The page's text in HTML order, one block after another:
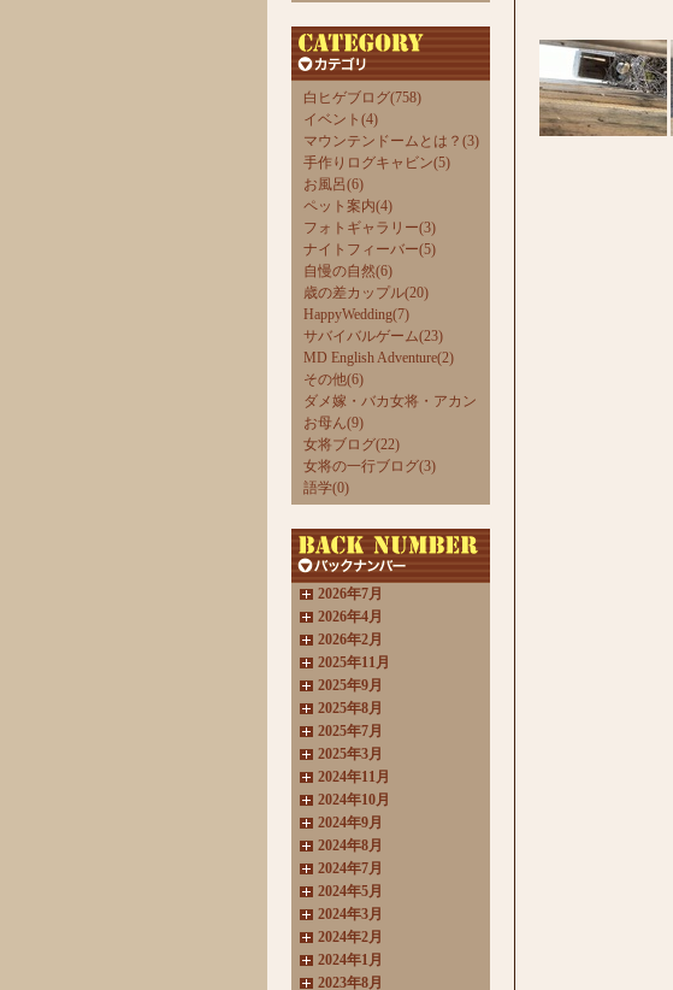
白ヒゲブログ(758)
イベント(4)
マウンテンドームとは？(3)
手作りログキャビン(5)
お風呂(6)
ペット案内(4)
フォトギャラリー(3)
ナイトフィーバー(5)
自慢の自然(6)
歳の差カップル(20)
HappyWedding(7)
サバイバルゲーム(23)
MD English Adventure(2)
その他(6)
ダメ嫁・バカ女将・アカン
お母ん(9)
女将ブログ(22)
女将の一行ブログ(3)
語学(0)
2026年7月
2026年4月
2026年2月
2025年11月
2025年9月
2025年8月
2025年7月
2025年3月
2024年11月
2024年10月
2024年9月
2024年8月
2024年7月
2024年5月
2024年3月
2024年2月
2024年1月
2023年8月